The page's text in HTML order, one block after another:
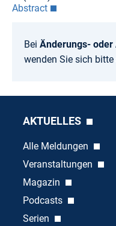
Abstract
Bei Änderungs-
wenden Sie sich bitte
AKTUELLES
Alle Meldungen
Veranstaltungen
Magazin
Podcasts
Serien